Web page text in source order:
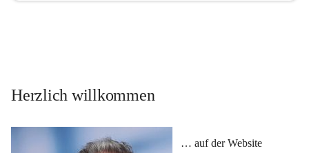
Herzlich willkommen
… auf der Website